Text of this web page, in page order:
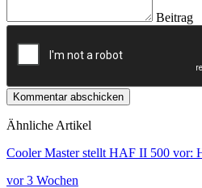
Beitrag
Kommentar abschicken
Ähnliche Artikel
Cooler Master stellt HAF II 500 vor:
vor 3 Wochen